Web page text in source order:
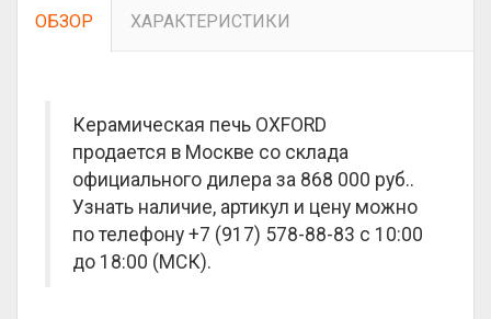
ОБЗОР ХАРАКТЕРИСТИКИ
Керамическая печь OXFORD
продается в Москве со склада
официального дилера за 868 000 руб..
Узнать наличие, артикул и цену можно
по телефону +7 (917) 578-88-83 с 10:00
до 18:00 (МСК).